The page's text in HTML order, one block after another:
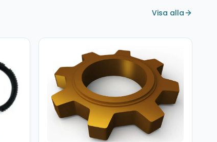
Visa alla